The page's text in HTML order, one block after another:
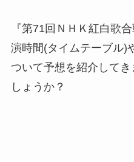
『第71回ＮＨＫ紅白歌
演時間(タイムテーブル)
ついて予想を紹介して
しょうか？